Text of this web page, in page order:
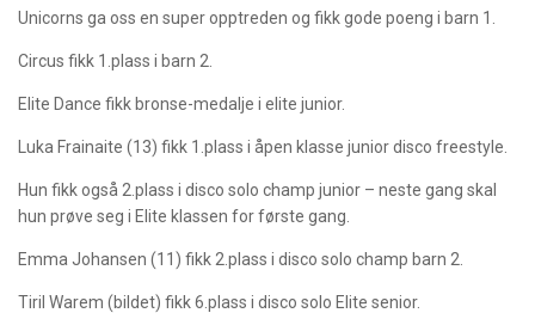
Unicorns ga oss en super opptreden og fikk gode poeng i barn 1.
Circus fikk 1.plass i barn 2.
Elite Dance fikk bronse-medalje i elite junior.
Luka Frainaite (13) fikk 1.plass i åpen klasse junior disco freestyle.
Hun fikk også 2.plass i disco solo champ junior – neste gang skal
hun prøve seg i Elite klassen for første gang.
Emma Johansen (11) fikk 2.plass i disco solo champ barn 2.
Tiril Warem (bildet) fikk 6.plass i disco solo Elite senior.